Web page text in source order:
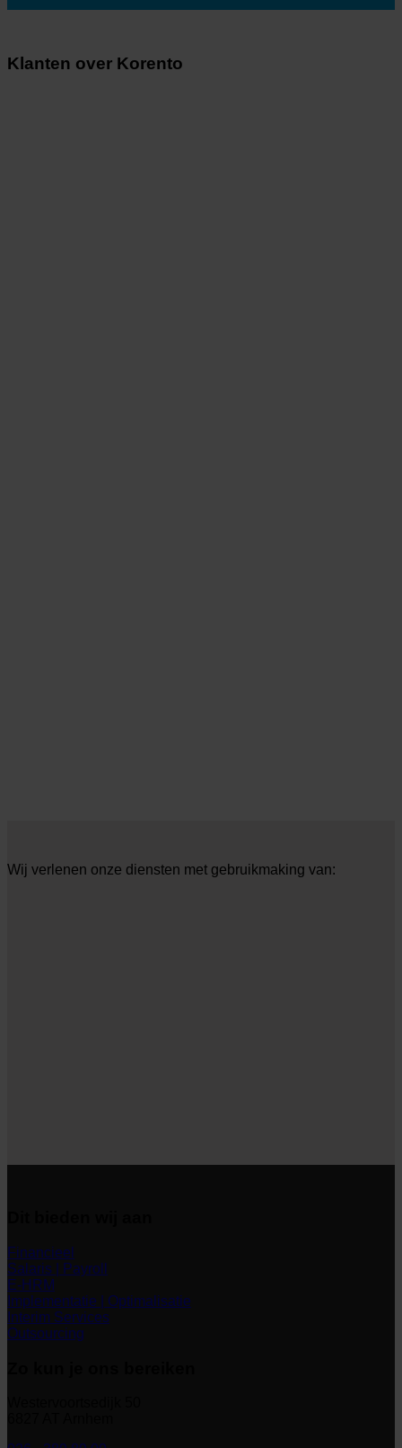
Klanten over Korento
Wij verlenen onze diensten met gebruikmaking van:
Financieel
Salaris | Payroll
E-HRM
Implementatie | Optimalisatie
Interim Services
Outsourcing